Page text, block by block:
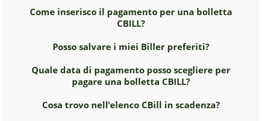
Come inserisco il pagamento per una bolletta
CBILL?
Posso salvare i miei Biller preferiti?
Quale data di pagamento posso scegliere per
pagare una bolletta CBILL?
Cosa trovo nell’elenco CBill in scadenza?